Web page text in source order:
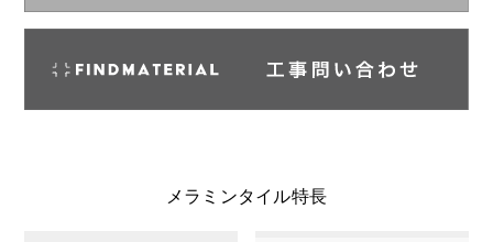
メラミンタイル特長